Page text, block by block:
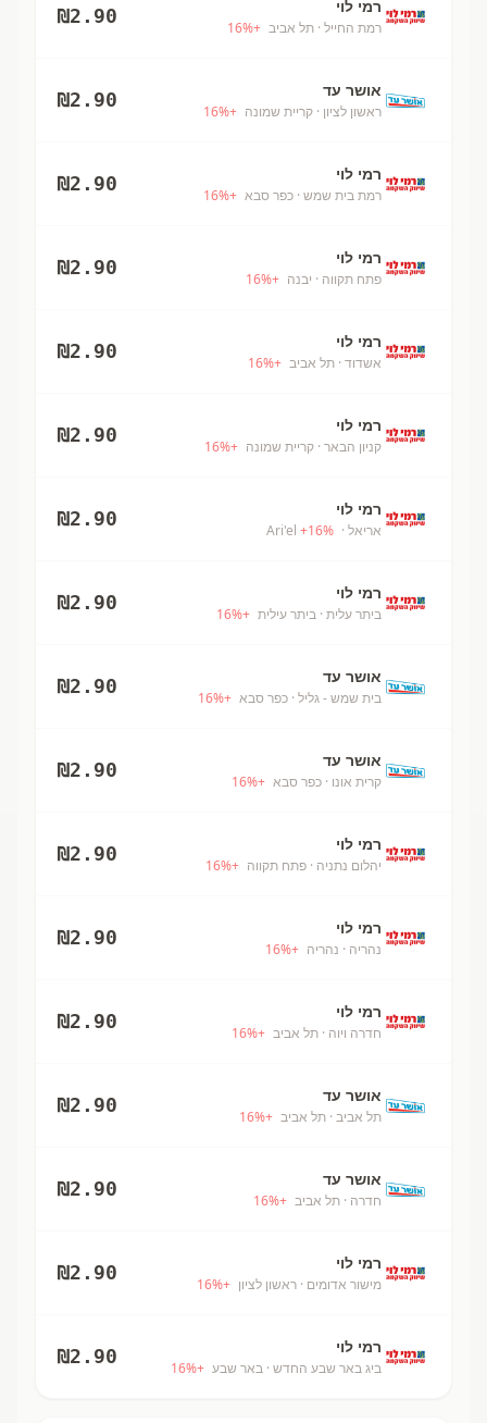
רמי לוי
רמת החייל · תל אביב +
16%
₪2.90
אושר עד
ראשון לציון · קריית שמונה +
16%
₪2.90
רמי לוי
רמת בית שמש · כפר סבא +
16%
₪2.90
רמי לוי
פתח תקווה · יבנה +
16%
₪2.90
רמי לוי
אשדוד · תל אביב +
16%
₪2.90
רמי לוי
קניון הבאר · קריית שמונה +
16%
₪2.90
רמי לוי
אריאל · Ari'el
+16%
₪2.90
רמי לוי
ביתר עלית · ביתר עילית +
16%
₪2.90
אושר עד
בית שמש - גליל · כפר סבא +
16%
₪2.90
אושר עד
קרית אונו · כפר סבא +
16%
₪2.90
רמי לוי
יהלום נתניה · פתח תקווה +
16%
₪2.90
רמי לוי
נהריה · נהריה +
16%
₪2.90
רמי לוי
חדרה ויוה · תל אביב +
16%
₪2.90
אושר עד
תל אביב · תל אביב +
16%
₪2.90
אושר עד
חדרה · תל אביב +
16%
₪2.90
רמי לוי
מישור אדומים · ראשון לציון +
16%
₪2.90
רמי לוי
ביג באר שבע החדש · באר שבע +
16%
₪2.90